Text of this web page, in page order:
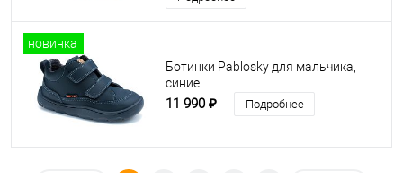
новинка
Ботинки Pablosky для мальчика,
синие
11 990 ₽ Подробнее